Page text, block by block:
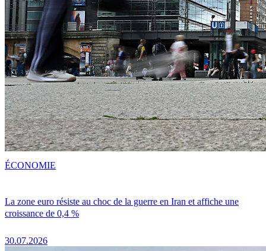
La zone euro résiste au choc de la guerre en Iran et affiche une
croissance de 0,4 %
30.07.2026
ÉCONOMIE